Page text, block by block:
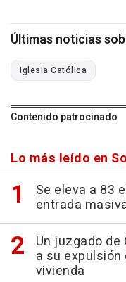
Últimas noticias
Iglesia Católica
Contenido patrocinado
Lo más leído en
Se eleva a 83
entrada
Un juzgado
a su
vivienda